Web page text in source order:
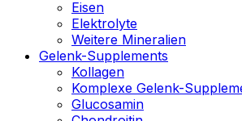
Eisen
Elektrolyte
Weitere Mineralien
Gelenk-Supplements
Kollagen
Komplexe Gelenk-
Glucosamin